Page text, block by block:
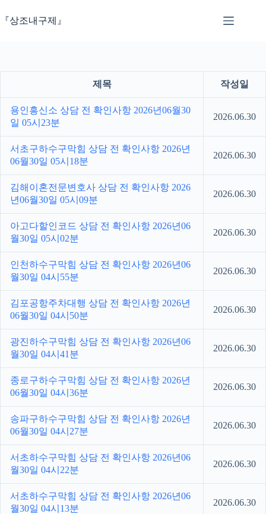
문『상조내구제』
제목 작성일
용인흥신소 상담 전 확인사항 2026년06월30
일 05시23분
2026.06.30
서초구하수구막힘 상담 전 확인사항 2026년
06월30일 05시18분
2026.06.30
김해이혼전문변호사 상담 전 확인사항 2026
년06월30일 05시09분
2026.06.30
아고다할인코드 상담 전 확인사항 2026년06
월30일 05시02분
2026.06.30
인천하수구막힘 상담 전 확인사항 2026년06
월30일 04시55분
2026.06.30
김포공항주차대행 상담 전 확인사항 2026년
06월30일 04시50분
2026.06.30
광진하수구막힘 상담 전 확인사항 2026년06
월30일 04시41분
2026.06.30
종로구하수구막힘 상담 전 확인사항 2026년
06월30일 04시36분
2026.06.30
송파구하수구막힘 상담 전 확인사항 2026년
06월30일 04시27분
2026.06.30
서초하수구막힘 상담 전 확인사항 2026년06
월30일 04시22분
2026.06.30
서초하수구막힘 상담 전 확인사항 2026년06
월30일 04시13분
2026.06.30